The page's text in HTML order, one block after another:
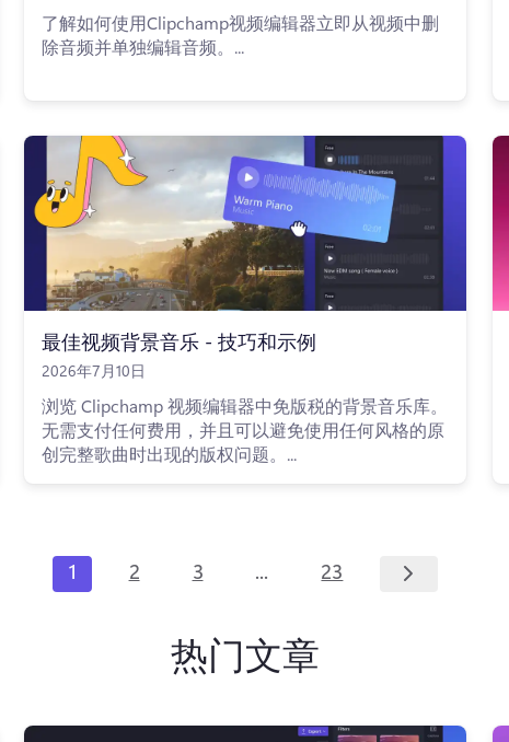
了解如何使用Clipchamp视频编辑器立即从视频中删
除音频并单独编辑音频。...
最佳视频背景音乐 - 技巧和示例
2026年7月10日
浏览 Clipchamp 视频编辑器中免版税的背景音乐库。
无需支付任何费用，并且可以避免使用任何风格的原
创完整歌曲时出现的版权问题。...
1 2 3 ... 23
热门文章